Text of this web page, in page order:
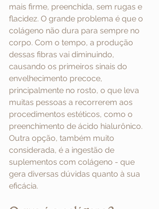
mais firme, preenchida, sem rugas e
flacidez. O grande problema é que o
colágeno não dura para sempre no
corpo. Com o tempo, a produção
dessas fibras vai diminuindo,
causando os primeiros sinais do
envelhecimento precoce,
principalmente no rosto, o que leva
muitas pessoas a recorrerem aos
procedimentos estéticos, como o
preenchimento de ácido hialurônico.
Outra opção, também muito
considerada, é a ingestão de
suplementos com colágeno - que
gera diversas dúvidas quanto à sua
eficácia.